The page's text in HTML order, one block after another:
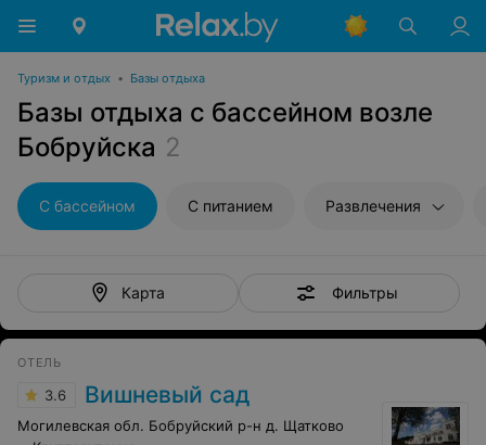
Туризм и отдых • Базы отдыха
Базы отдыха с бассейном возле
Бобруйска 2
С бассейном С питанием Развлечения
Карта Фильтры
ОТЕЛЬ
3.6 Вишневый сад
Могилевская обл. Бобруйский р-н д. Щатково